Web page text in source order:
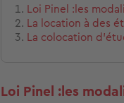
Loi Pinel :les
La location à des
La colocation
Loi Pinel :les